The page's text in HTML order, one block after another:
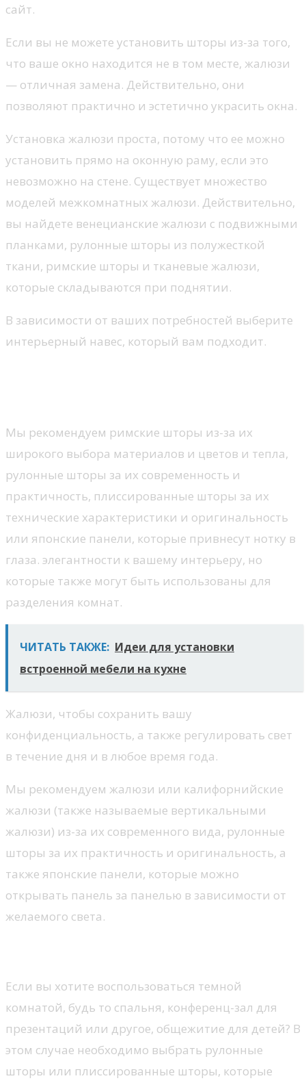
сайт.
Если вы не можете установить шторы из-за того,
что ваше окно находится не в том месте, жалюзи
— отличная замена. Действительно, они
позволяют практично и эстетично украсить окна.
Установка жалюзи проста, потому что ее можно
установить прямо на оконную раму, если это
невозможно на стене. Существует множество
моделей межкомнатных жалюзи. Действительно,
вы найдете венецианские жалюзи с подвижными
планками, рулонные шторы из полужесткой
ткани, римские шторы и тканевые жалюзи,
которые складываются при поднятии.
В зависимости от ваших потребностей выберите
интерьерный навес, который вам подходит.
Мы рекомендуем римские шторы из-за их
широкого выбора материалов и цветов и тепла,
рулонные шторы за их современность и
практичность, плиссированные шторы за их
технические характеристики и оригинальность
или японские панели, которые привнесут нотку в
глаза. элегантности к вашему интерьеру, но
которые также могут быть использованы для
разделения комнат.
ЧИТАТЬ ТАКЖЕ: Идеи для установки
встроенной мебели на кухне
Жалюзи, чтобы сохранить вашу
конфиденциальность, а также регулировать свет
в течение дня и в любое время года.
Мы рекомендуем жалюзи или калифорнийские
жалюзи (также называемые вертикальными
жалюзи) из-за их современного вида, рулонные
шторы за их практичность и оригинальность, а
также японские панели, которые можно
открывать панель за панелью в зависимости от
желаемого света.
Если вы хотите воспользоваться темной
комнатой, будь то спальня, конференц-зал для
презентаций или другое, общежитие для детей? В
этом случае необходимо выбрать рулонные
шторы или плиссированные шторы, которые